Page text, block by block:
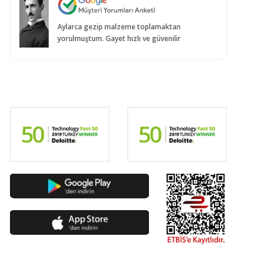
Aylarca gezip malzeme toplamaktan
yorulmuştum. Gayet hızlı ve güvenilir